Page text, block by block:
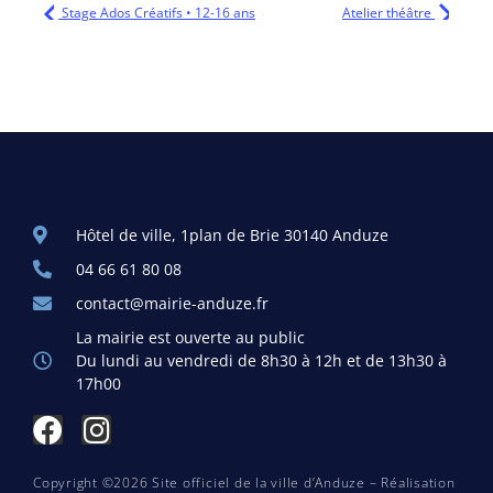
Stage Ados Créatifs • 12-16 ans Atelier théâtre
Hôtel de ville, 1plan de Brie 30140 Anduze
04 66 61 80 08
contact@mairie-anduze.fr
La mairie est ouverte au public
Du lundi au vendredi de 8h30 à 12h et de 13h30 à
17h00
Copyright ©2026 Site officiel de la ville d’Anduze – Réalisation